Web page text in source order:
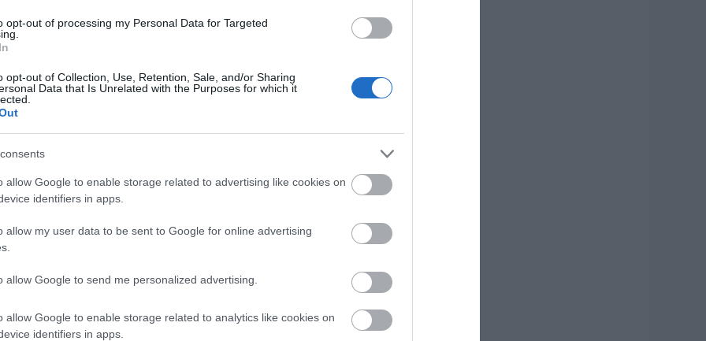
opt-out of processing my Personal Data for Targeted
opt-out of Collection, Use, Retention, Sale, and/or Sharing
Data that Is Unrelated with the Purposes for which it
allow Google to enable storage related to advertising like cookies on
identifiers in apps.
allow my user data to be sent to Google for online advertising
allow Google to send me personalized advertising.
allow Google to enable storage related to analytics like cookies on
identifiers in apps.
χιλ. δικαιούχους για καταβολή
για επιδοτούμενη άδεια μητρότητας.
δικαιούχους στο πλαίσιο
του προγράμματος «Σπίτι μου».
πινακίδες για τον
κίνδυνο πυρκαγιάς –
09.08.2026 | 12:20
στέγαση
09.08.2026 | 12:00
Βόρεια Εύβοια:
Αγελάδες
ιερέα στους
οδηγούς
09.08.2026 | 11:40